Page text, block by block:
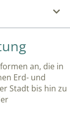
an, die in
Erd- und
Stadt bis hin zu